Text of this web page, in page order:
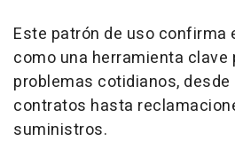
Este patrón de uso confirma
como una herramienta clave
problemas cotidianos,
contratos hasta
suministros.